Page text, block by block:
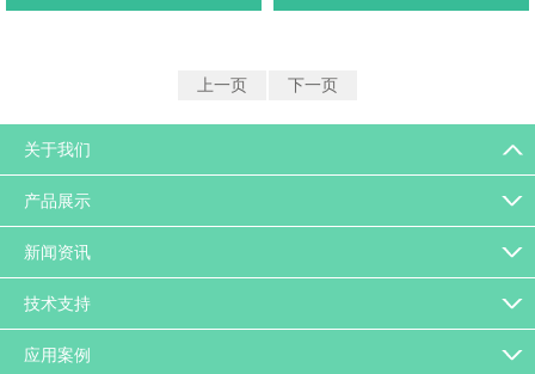
上一页 下一页
关于我们
产品展示
新闻资讯
技术支持
应用案例